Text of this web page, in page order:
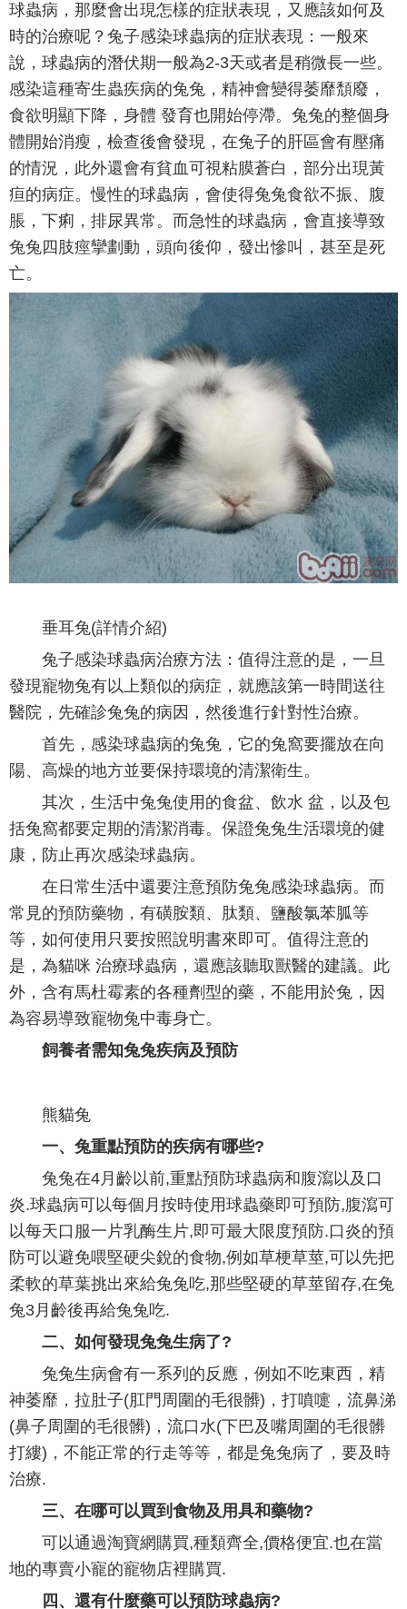
球蟲病，那麼會出現怎樣的症狀表現，又應該如何及
時的治療呢？兔子感染球蟲病的症狀表現：一般來
說，球蟲病的潛伏期一般為2-3天或者是稍微長一些。
感染這種寄生蟲疾病的兔兔，精神會變得萎靡頹廢，
食欲明顯下降，身體 發育也開始停滯。兔兔的整個身
體開始消瘦，檢查後會發現，在兔子的肝區會有壓痛
的情況，此外還會有貧血可視粘膜蒼白，部分出現黃
疸的病症。慢性的球蟲病，會使得兔兔食欲不振、腹
脹，下痢，排尿異常。而急性的球蟲病，會直接導致
兔兔四肢痙攣劃動，頭向後仰，發出慘叫，甚至是死
亡。
垂耳兔(詳情介紹)
兔子感染球蟲病治療方法：值得注意的是，一旦
發現寵物兔有以上類似的病症，就應該第一時間送往
醫院，先確診兔兔的病因，然後進行針對性治療。
首先，感染球蟲病的兔兔，它的兔窩要擺放在向
陽、高燥的地方並要保持環境的清潔衛生。
其次，生活中兔兔使用的食盆、飲水 盆，以及包
括兔窩都要定期的清潔消毒。保證兔兔生活環境的健
康，防止再次感染球蟲病。
在日常生活中還要注意預防兔兔感染球蟲病。而
常見的預防藥物，有磺胺類、肽類、鹽酸氯苯胍等
等，如何使用只要按照說明書來即可。值得注意的
是，為貓咪 治療球蟲病，還應該聽取獸醫的建議。此
外，含有馬杜霉素的各種劑型的藥，不能用於兔，因
為容易導致寵物兔中毒身亡。
飼養者需知兔兔疾病及預防
熊貓兔
一、兔重點預防的疾病有哪些?
兔兔在4月齡以前,重點預防球蟲病和腹瀉以及口
炎.球蟲病可以每個月按時使用球蟲藥即可預防,腹瀉可
以每天口服一片乳酶生片,即可最大限度預防.口炎的預
防可以避免喂堅硬尖銳的食物,例如草梗草莖,可以先把
柔軟的草葉挑出來給兔兔吃,那些堅硬的草莖留存,在兔
兔3月齡後再給兔兔吃.
二、如何發現兔兔生病了?
兔兔生病會有一系列的反應，例如不吃東西，精
神萎靡，拉肚子(肛門周圍的毛很髒)，打噴嚏，流鼻涕
(鼻子周圍的毛很髒)，流口水(下巴及嘴周圍的毛很髒
打縷)，不能正常的行走等等，都是兔兔病了，要及時
治療.
三、在哪可以買到食物及用具和藥物?
可以通過淘寶網購買,種類齊全,價格便宜.也在當
地的專賣小寵的寵物店裡購買.
四、還有什麼藥可以預防球蟲病?